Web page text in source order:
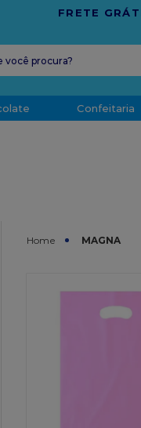
procura?
Confeitaria
MAGNA
vela